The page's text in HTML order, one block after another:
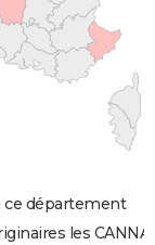
ce département
les